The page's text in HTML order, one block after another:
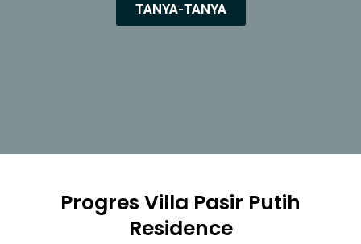
TANYA-TANYA
Progres Villa Pasir Putih
Residence